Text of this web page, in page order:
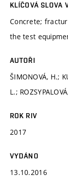
KLÍČOVÁ SLOVA
Concrete;
the test
AUTOŘI
ŠIMONOVÁ, H.;
L.;
ROK RIV
2017
VYDÁNO
13.10.2016